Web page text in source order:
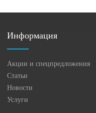
Информация
Акции и спецпредложения
Статьи
Новости
Услуги